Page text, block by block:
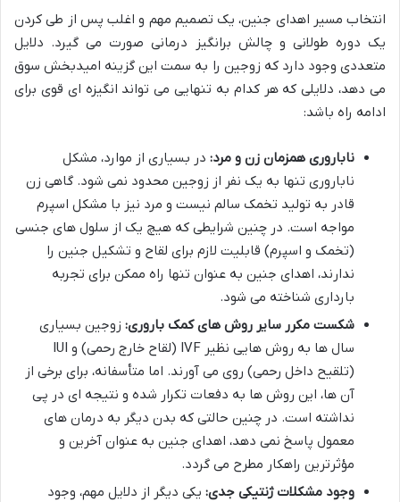
انتخاب مسیر اهدای جنین، یک تصمیم مهم و اغلب پس از طی کردن
یک دوره طولانی و چالش برانگیز درمانی صورت می گیرد. دلایل
متعددی وجود دارد که زوجین را به سمت این گزینه امیدبخش سوق
می دهد، دلایلی که هر کدام به تنهایی می تواند انگیزه ای قوی برای
ادامه راه باشد:
ناباروری همزمان زن و مرد: در بسیاری از موارد، مشکل
ناباروری تنها به یک نفر از زوجین محدود نمی شود. گاهی زن
قادر به تولید تخمک سالم نیست و مرد نیز با مشکل اسپرم
مواجه است. در چنین شرایطی که هیچ یک از سلول های جنسی
(تخمک و اسپرم) قابلیت لازم برای لقاح و تشکیل جنین را
ندارند، اهدای جنین به عنوان تنها راه ممکن برای تجربه
بارداری شناخته می شود.
شکست مکرر سایر روش های کمک باروری: زوجین بسیاری
سال ها به روش هایی نظیر IVF (لقاح خارج رحمی) و IUI
(تلقیح داخل رحمی) روی می آورند. اما متأسفانه، برای برخی از
آن ها، این روش ها به دفعات تکرار شده و نتیجه ای در پی
نداشته است. در چنین حالتی که بدن دیگر به درمان های
معمول پاسخ نمی دهد، اهدای جنین به عنوان آخرین و
مؤثرترین راهکار مطرح می گردد.
وجود مشکلات ژنتیکی جدی: یکی دیگر از دلایل مهم، وجود